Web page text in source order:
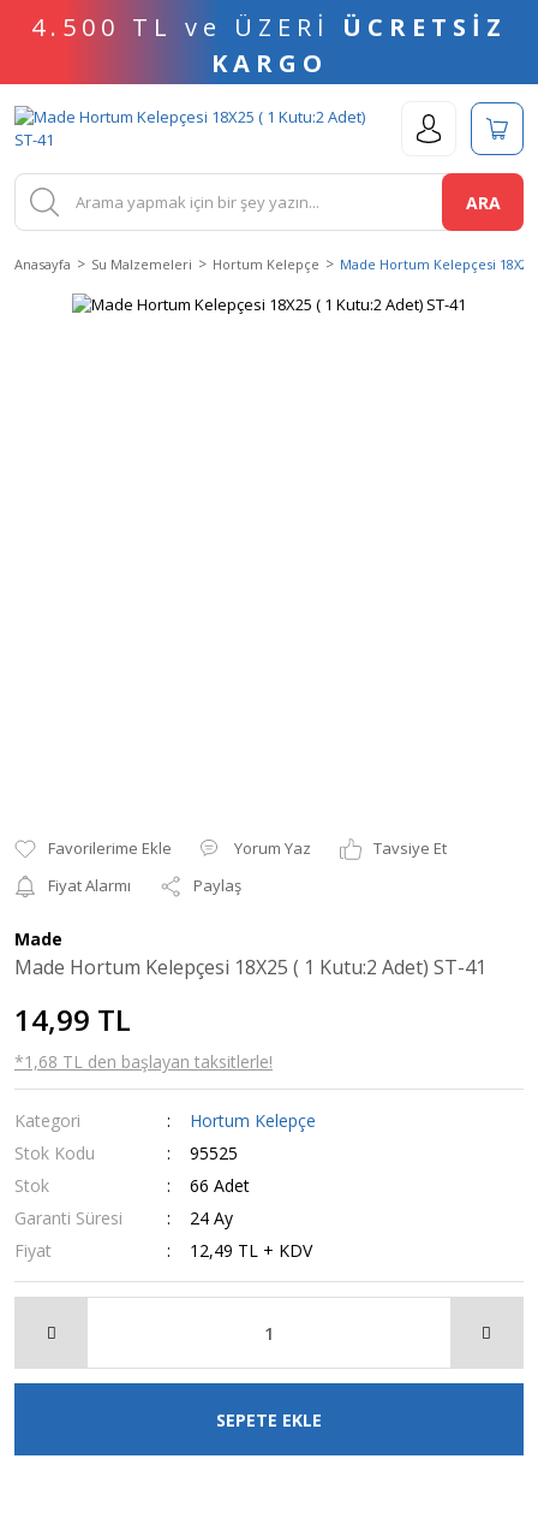
4.500 TL ve ÜZERİ ÜCRETSİZ
KARGO
ARA
Anasayfa Su Malzemeleri Hortum Kelepçe Made Hortum Kelepçesi 18X25
Yorum Yaz
Tavsiye Et
Fiyat Alarmı
Paylaş
Made
Made Hortum Kelepçesi 18X25 ( 1 Kutu:2 Adet) ST-41
14,99 TL
*1,68 TL den başlayan taksitlerle!
Kategori
Hortum Kelepçe
Stok Kodu
95525
Stok
66 Adet
Garanti Süresi
24 Ay
Fiyat
12,49 TL + KDV
SEPETE EKLE